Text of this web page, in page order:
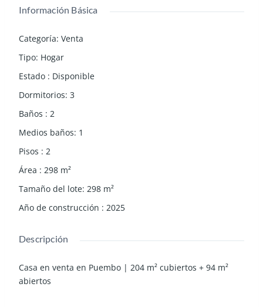
Información Básica
Categoría: Venta
Tipo: Hogar
Estado : Disponible
Dormitorios: 3
Baños : 2
Medios baños: 1
Pisos : 2
Área : 298 m²
Tamaño del lote: 298 m²
Año de construcción : 2025
Descripción
Casa en venta en Puembo | 204 m² cubiertos + 94 m²
abiertos